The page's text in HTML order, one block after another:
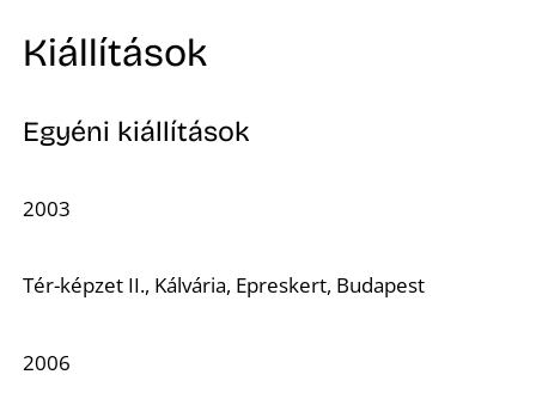
Kiállítások
Egyéni kiállítások
2003
Tér-képzet II., Kálvária, Epreskert, Budapest
2006